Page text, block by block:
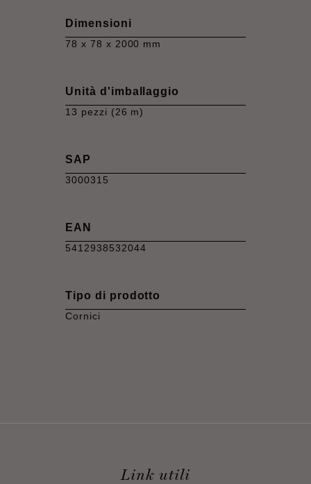
Dimensioni
78 x 78 x 2000 mm
Unità d'imballaggio
13 pezzi (26 m)
SAP
3000315
EAN
5412938532044
Tipo di prodotto
Cornici
Link utili